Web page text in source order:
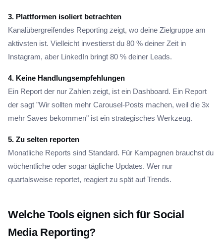
3. Plattformen isoliert betrachten
Kanalübergreifendes Reporting zeigt, wo deine Zielgruppe am
aktivsten ist. Vielleicht investierst du 80 % deiner Zeit in
Instagram, aber LinkedIn bringt 80 % deiner Leads.
4. Keine Handlungsempfehlungen
Ein Report der nur Zahlen zeigt, ist ein Dashboard. Ein Report
der sagt "Wir sollten mehr Carousel-Posts machen, weil die 3x
mehr Saves bekommen" ist ein strategisches Werkzeug.
5. Zu selten reporten
Monatliche Reports sind Standard. Für Kampagnen brauchst du
wöchentliche oder sogar tägliche Updates. Wer nur
quartalsweise reportet, reagiert zu spät auf Trends.
Welche Tools eignen sich für Social
Media Reporting?